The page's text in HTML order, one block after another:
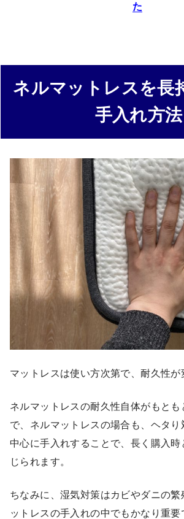
た
ネルマットレスを長
手入れ方法
マットレスは使い方次第で、耐久性が
ネルマットレスの耐久性自体がもと
で、ネルマットレスの場合も、ヘタ
中心に手入れすることで、長く購入
じられます。
ちなみに、湿気対策はカビやダニの
ットレスの手入れの中でもかなり重要